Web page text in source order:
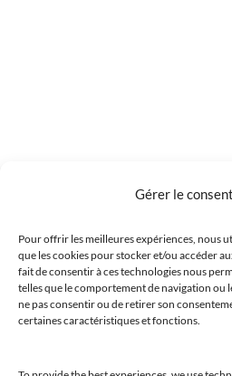
Gérer le
Pour offrir les meilleures expériences, nous
que les cookies pour stocker et/ou accéder
fait de consentir à ces technologies nous
telles que le comportement de navigation ou
ne pas consentir ou de retirer son
certaines caractéristiques et fonctions.